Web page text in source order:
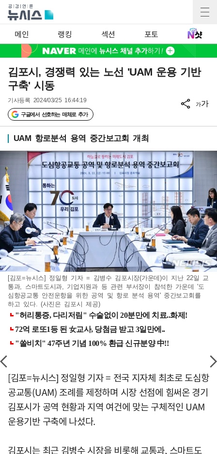
메인 랭킹 섹션 포토
김포시, 경쟁력 있는 노선 'UAM 운용 기반
구축' 시동
기사등록 2024/03/25 16:44:19
구글에서 선호하는 매체로 추가
가가
UAM 항로분석 용역 중간보고회 개최
[김포=뉴시스] 정일형 기자 = 김병수 김포시장(가운데)이 지난 22일 교
통과, 스마트도시과, 기업지원과 등 관련 부서장이 참석한 가운데 '도
심항공교통 안전운항을 위한 공역 및 항로 분석 용역' 중간보고회를
하고 있다. (사진은 김포시 제공)
[김포=뉴시스] 정일형 기자 = 전국 지자체 최초로 도심항
공교통(UAM) 조례를 제정하며 시장 선점에 힘써온 경기
김포시가 공역 현황과 지역 여건에 맞는 구체적인 UAM
운용기반 구축에 나섰다.
김포시는 최근 김병수 시장을 비롯해 교통과, 스마트도